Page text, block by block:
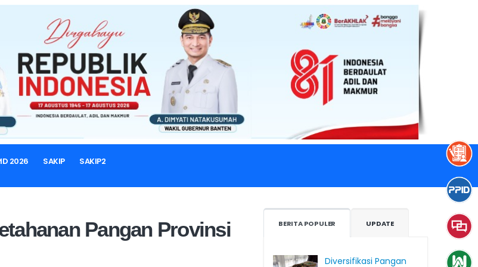
2026 SAKIP SAKIP2
Ketahanan Pangan Provinsi Banten
INFORMASI BERKALA
KINERJA DINAS KETAHANAN PANGAN PROVINSI BANTEN TAHUN 2023
Pangan Provinsi
BERITA POPULER UPDATE
Diversifikasi Pangan